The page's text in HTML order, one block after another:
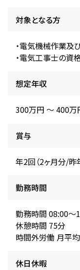
対象となる方
・電気機械作業及
・電気工事士の資
想定年収
300万円 〜 400万
賞与
年2回（2ヶ月分/昨
勤務時間
勤務時間 08:00
休憩時間 75分
時間外労働 月平
休日休暇